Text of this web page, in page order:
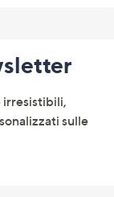
irresistibili,
sulle